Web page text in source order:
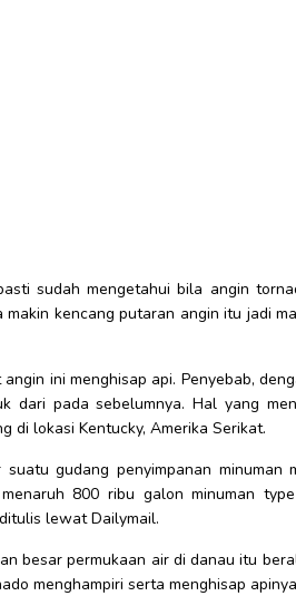
sudah mengetahui bila angin
kencang putaran angin itu jadi
ini menghisap api. Penyebab,
dari pada sebelumnya. Hal yang
di lokasi Kentucky, Amerika Serikat.
gudang penyimpanan minuman
800 ribu galon minuman
lewat Dailymail.
besar permukaan air di danau itu
menghampiri serta menghisap